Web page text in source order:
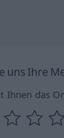
uns Ihre
Ihnen das